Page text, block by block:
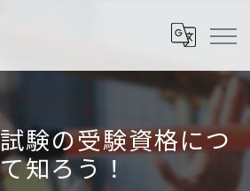
験の受験資格につ
知ろう！